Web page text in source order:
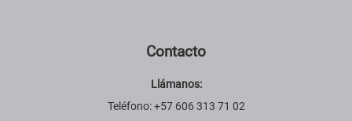
Contacto
Llámanos:
Teléfono: +57 606 313 71 02